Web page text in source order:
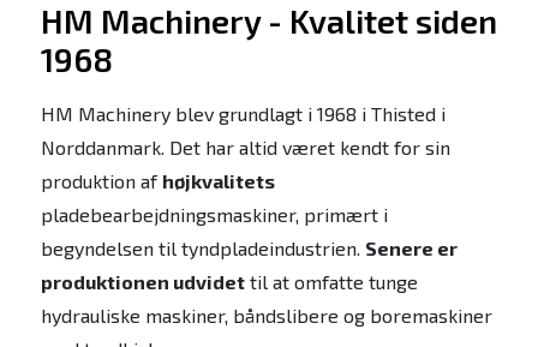
HM Machinery - Kvalitet siden
1968
HM Machinery blev grundlagt i 1968 i Thisted i
Norddanmark. Det har altid været kendt for sin
produktion af højkvalitets
pladebearbejdningsmaskiner, primært i
begyndelsen til tyndpladeindustrien. Senere er
produktionen udvidettil at omfatte tunge
hydrauliske maskiner, båndslibere og boremaskiner